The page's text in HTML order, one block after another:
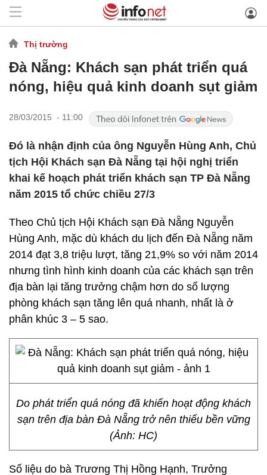
Thị trường
Đà Nẵng: Khách sạn phát triển quá
nóng, hiệu quả kinh doanh sụt giảm
28/03/2015 - 11:00
Đó là nhận định của ông Nguyễn Hùng Anh, Chủ
tịch Hội Khách sạn Đà Nẵng tại hội nghị triển
khai kế hoạch phát triển khách sạn TP Đà Nẵng
năm 2015 tổ chức chiều 27/3
Theo Chủ tịch Hội Khách sạn Đà Nẵng Nguyễn
Hùng Anh, mặc dù khách du lịch đến Đà Nẵng năm
2014 đạt 3,8 triệu lượt, tăng 21,9% so với năm 2014
nhưng tình hình kinh doanh của các khách sạn trên
địa bàn lại tăng trưởng chậm hơn do số lượng
phòng khách sạn tăng lên quá nhanh, nhất là ở
phân khúc 3 – 5 sao.
Do phát triển quá nóng đã khiến hoạt động khách
sạn trên địa bàn Đà Nẵng trở nên thiếu bền vững
(Ảnh: HC)
Số liệu do bà Trương Thị Hồng Hạnh, Trưởng